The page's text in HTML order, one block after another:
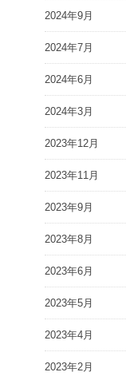
2024年9月
2024年7月
2024年6月
2024年3月
2023年12月
2023年11月
2023年9月
2023年8月
2023年6月
2023年5月
2023年4月
2023年2月